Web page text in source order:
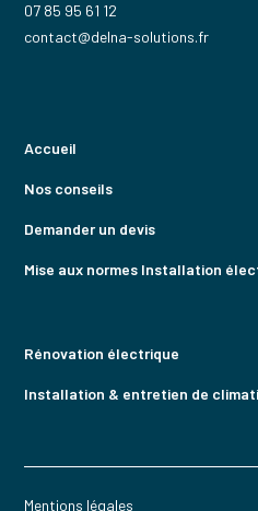
07 85 95 61 12
contact@delna-solutions.fr
Accueil
Nos conseils
Demander un devis
Mise aux normes Installation
Rénovation électrique
Installation & entretien de
Mentions légales